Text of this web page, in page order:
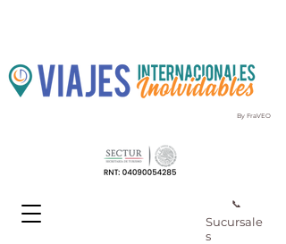
📞
Sucursale
s
By FraVEO